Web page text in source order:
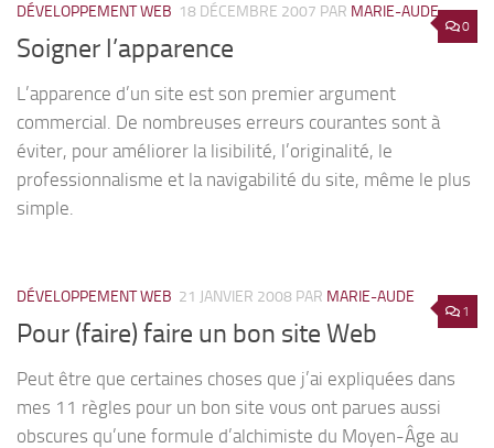
0
DÉVELOPPEMENT WEB 18 DÉCEMBRE 2007 PAR MARIE-AUDE
Soigner l’apparence
L’apparence d’un site est son premier argument
commercial. De nombreuses erreurs courantes sont à
éviter, pour améliorer la lisibilité, l’originalité, le
professionnalisme et la navigabilité du site, même le plus
simple.
1
DÉVELOPPEMENT WEB 21 JANVIER 2008 PAR MARIE-AUDE
Pour (faire) faire un bon site Web
Peut être que certaines choses que j’ai expliquées dans
mes 11 règles pour un bon site vous ont parues aussi
obscures qu’une formule d’alchimiste du Moyen-Âge au